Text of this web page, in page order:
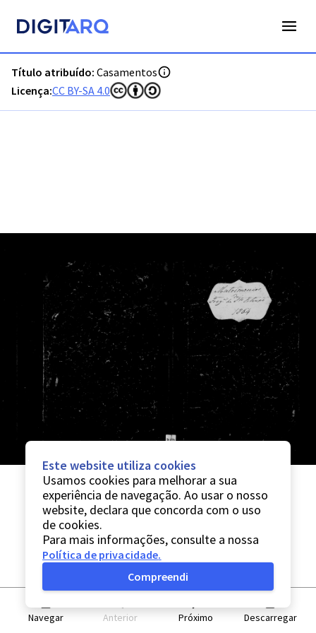
Título atribuído: Casamentos
Licença:CC BY-SA 4.0
Navegar Anterior Próximo Descarregar
Este website utiliza cookies
Usamos cookies para melhorar a sua
experiência de navegação. Ao usar o nosso
website, declara que concorda com o uso
de cookies.
Para mais informações, consulte a nossa
Política de privacidade.
Compreendi